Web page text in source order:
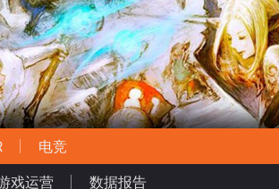
电竞
戏运营 数据报告